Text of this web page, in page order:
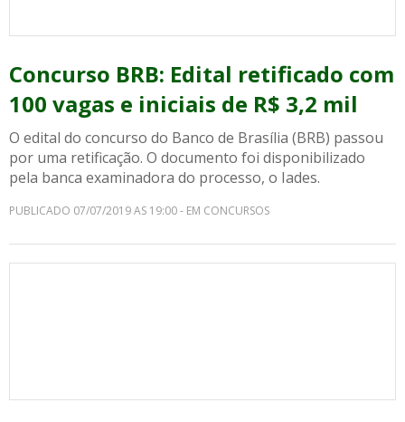
Concurso BRB: Edital retificado com
100 vagas e iniciais de R$ 3,2 mil
O edital do concurso do Banco de Brasília (BRB) passou
por uma retificação. O documento foi disponibilizado
pela banca examinadora do processo, o Iades.
PUBLICADO 07/07/2019 AS 19:00 - EM CONCURSOS